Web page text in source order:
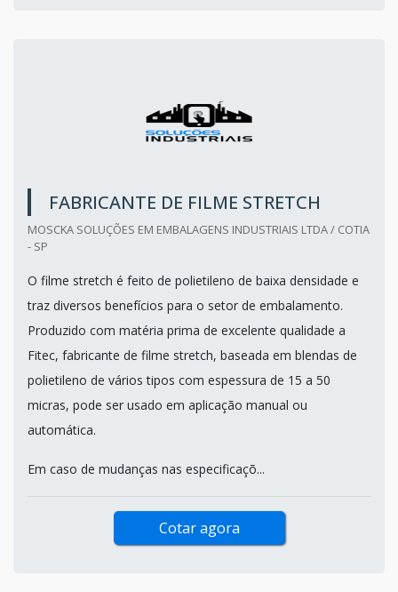
FABRICANTE DE FILME STRETCH
MOSCKA SOLUÇÕES EM EMBALAGENS INDUSTRIAIS LTDA / COTIA
- SP
O filme stretch é feito de polietileno de baixa densidade e
traz diversos benefícios para o setor de embalamento.
Produzido com matéria prima de excelente qualidade a
Fitec, fabricante de filme stretch, baseada em blendas de
polietileno de vários tipos com espessura de 15 a 50
micras, pode ser usado em aplicação manual ou
automática.
Em caso de mudanças nas especificaçõ...
Cotar agora